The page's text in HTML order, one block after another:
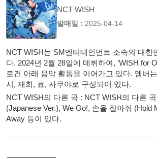
NCT WISH
발매일 : 2025-04-14
NCT WISH는 SM엔터테인먼트 소속의 대한
다. 2024년 2월 28일에 데뷔하여, 'WISH for
로건 아래 음악 활동을 이어가고 있다. 멤버
시, 재희, 료, 사쿠야로 구성되어 있다.
NCT WISH의 다른 곡 : NCT WISH의 다른
(Japanese Ver.), We Go!, 손을 잡아줘 (Hold
Away 등이 있다.